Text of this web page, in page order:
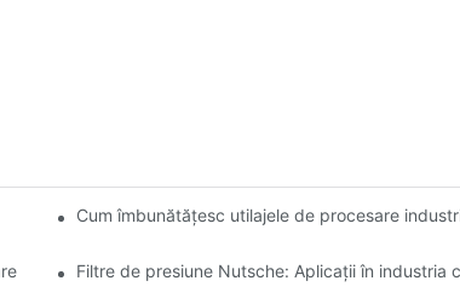
o comparație
Cum îmbunătățesc utilajele de procesare
Filtre de presiune Nutsche: Aplicații în industria